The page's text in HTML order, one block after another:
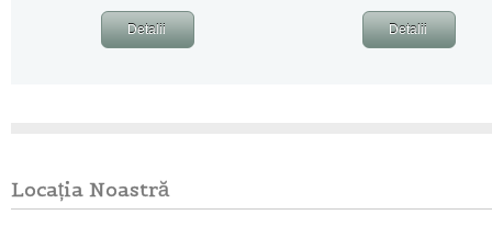
Detalii Detalii
Locația Noastră